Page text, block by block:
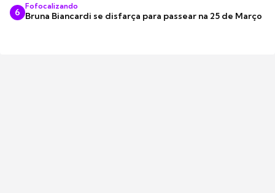
6
Fofocalizando
Bruna Biancardi se disfarça para passear na 25 de Março